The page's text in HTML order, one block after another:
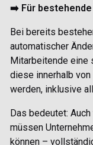
➡️ Für
Bei bereits
automatischer
Mitarbeitende eine
diese innerhalb
werden, inklusive
Das bedeutet:
müssen
können –